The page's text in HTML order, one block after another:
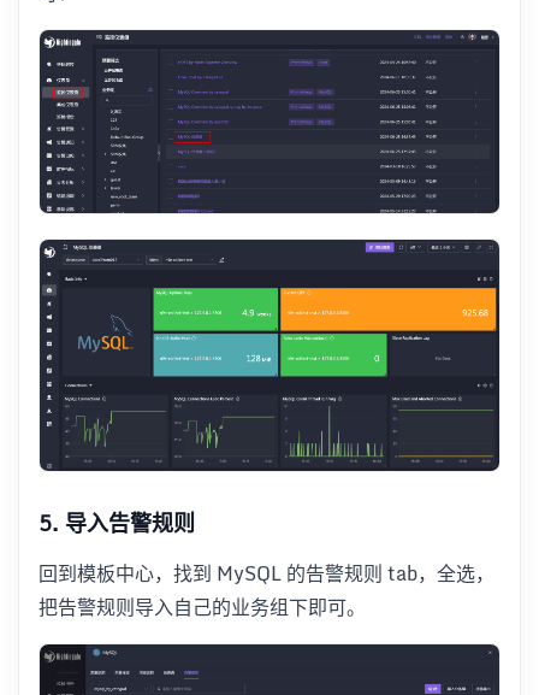
5. 导入告警规则
回到模板中心，找到 MySQL 的告警规则 tab，全选，
把告警规则导入自己的业务组下即可。